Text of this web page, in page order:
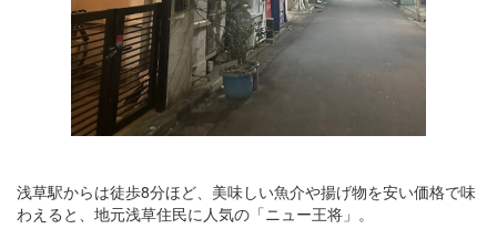
浅草駅からは徒歩8分ほど、美味しい魚介や揚げ物を安い価格で味
わえると、地元浅草住民に人気の「ニュー王将」。